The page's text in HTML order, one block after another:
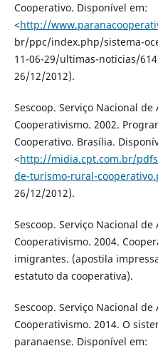
Cooperativo. Disponível em:
<http://
br/ppc/index.php/sistema-
11-06-29/ultimas-noticias/
26/12/2012).
Sescoop. Serviço Nacional
Cooperativismo. 2002.
Cooperativo. Brasília.
<http://midia.cpt.com.br/
de-turismo-rural-
26/12/2012).
Sescoop. Serviço Nacional
Cooperativismo. 2004.
imigrantes. (apostila
estatuto da cooperativa).
Sescoop. Serviço Nacional
Cooperativismo. 2014. O
paranaense. Disponível em: